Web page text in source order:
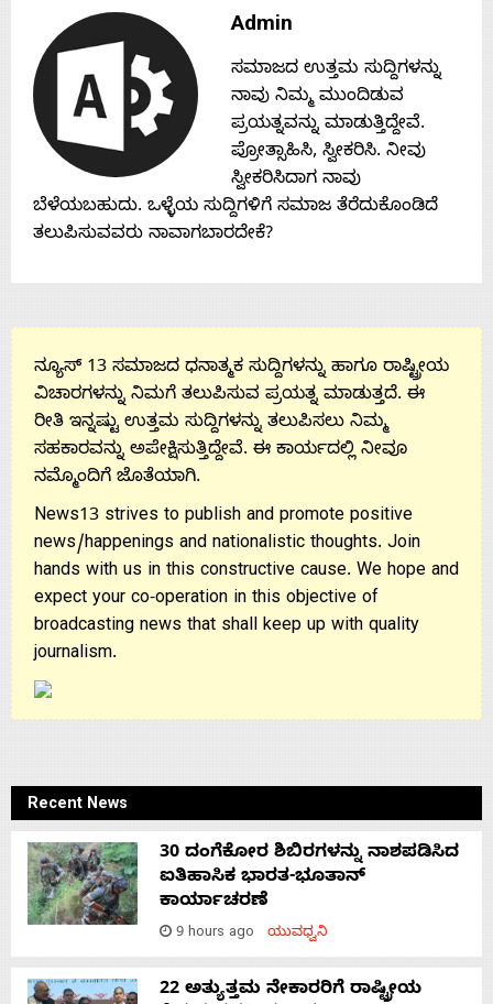
Admin
ಸಮಾಜದ ಉತ್ತಮ ಸುದ್ದಿಗಳನ್ನು
ನಾವು ನಿಮ್ಮ ಮುಂದಿಡುವ
ಪ್ರಯತ್ನವನ್ನು ಮಾಡುತ್ತಿದ್ದೇವೆ.
ಪ್ರೋತ್ಸಾಹಿಸಿ, ಸ್ವೀಕರಿಸಿ. ನೀವು
ಸ್ವೀಕರಿಸಿದಾಗ ನಾವು
ಬೆಳೆಯಬಹುದು. ಒಳ್ಳೆಯ ಸುದ್ದಿಗಳಿಗೆ ಸಮಾಜ ತೆರೆದುಕೊಂಡಿದೆ
ತಲುಪಿಸುವವರು ನಾವಾಗಬಾರದೇಕೆ?
ನ್ಯೂಸ್ 13 ಸಮಾಜದ ಧನಾತ್ಮಕ ಸುದ್ದಿಗಳನ್ನು ಹಾಗೂ ರಾಷ್ಟ್ರೀಯ
ವಿಚಾರಗಳನ್ನು ನಿಮಗೆ ತಲುಪಿಸುವ ಪ್ರಯತ್ನ ಮಾಡುತ್ತದೆ. ಈ
ರೀತಿ ಇನ್ನಷ್ಟು ಉತ್ತಮ ಸುದ್ದಿಗಳನ್ನು ತಲುಪಿಸಲು ನಿಮ್ಮ
ಸಹಕಾರವನ್ನು ಅಪೇಕ್ಷಿಸುತ್ತಿದ್ದೇವೆ. ಈ ಕಾರ್ಯದಲ್ಲಿ ನೀವೂ
ನಮ್ಮೊಂದಿಗೆ ಜೊತೆಯಾಗಿ.
News13 strives to publish and promote positive
news/happenings and nationalistic thoughts. Join
hands with us in this constructive cause. We hope and
expect your co-operation in this objective of
broadcasting news that shall keep up with quality
journalism.
Recent News
30 ದಂಗೆಕೋರ ಶಿಬಿರಗಳನ್ನು ನಾಶಪಡಿಸಿದ
ಐತಿಹಾಸಿಕ ಭಾರತ-ಭೂತಾನ್
ಕಾರ್ಯಾಚರಣೆ
9 hours ago ಯುವಧ್ವನಿ
22 ಅತ್ಯುತ್ತಮ ನೇಕಾರರಿಗೆ ರಾಷ್ಟ್ರೀಯ